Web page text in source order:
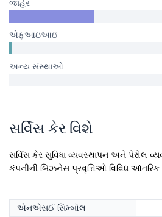
જાહેર
એફઆઇઆઇ
અન્ય સંસ્થાઓ
સર્વિસ કેર વિશે
સર્વિસ કેર સુવિધા વ્યવસ્થાપન અને પેરોલ
કંપનીની બિઝનેસ પ્રવૃત્તિઓ વિવિધ
એનએસઈ સિમ્બૉલ